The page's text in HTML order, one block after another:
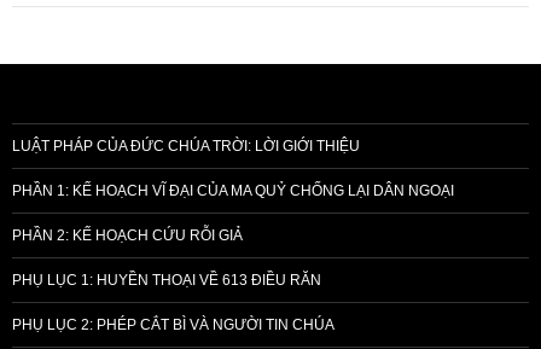
LUẬT PHÁP CỦA ĐỨC CHÚA TRỜI: LỜI GIỚI THIỆU
PHẦN 1: KẾ HOẠCH VĨ ĐẠI CỦA MA QUỶ CHỐNG LẠI DÂN NGOẠI
PHẦN 2: KẾ HOẠCH CỨU RỖI GIẢ
PHỤ LỤC 1: HUYỀN THOẠI VỀ 613 ĐIỀU RĂN
PHỤ LỤC 2: PHÉP CẮT BÌ VÀ NGƯỜI TIN CHÚA